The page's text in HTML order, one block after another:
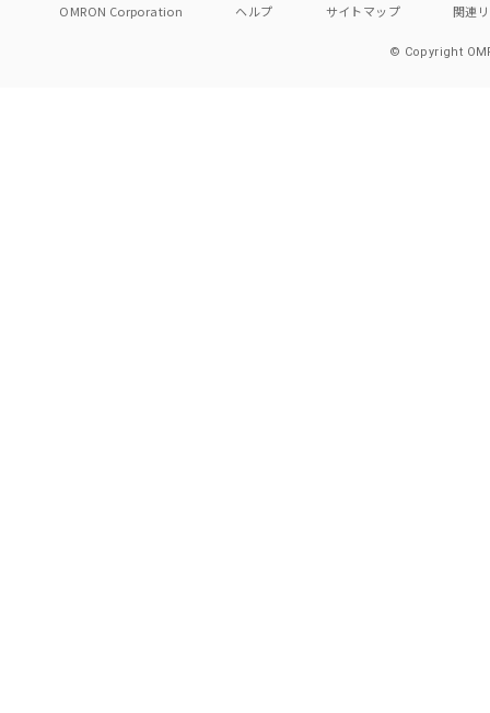
OMRON Corporation ヘルプ サイトマップ 関連
© Copyright